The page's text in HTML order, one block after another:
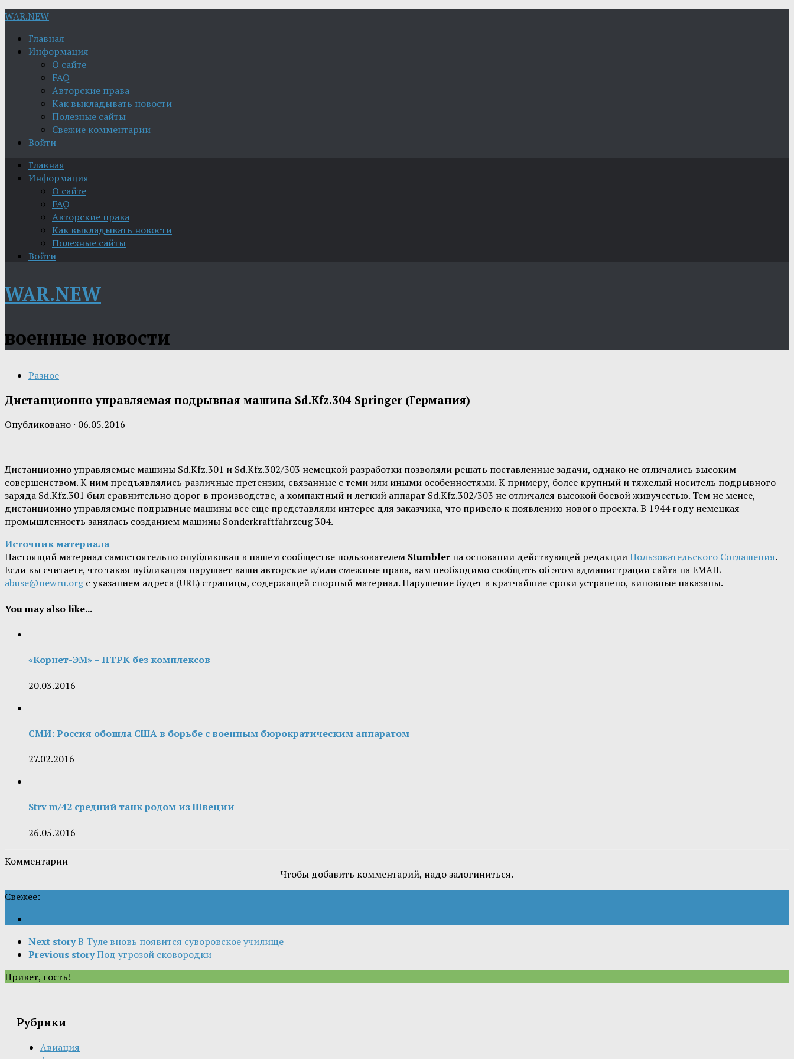
WAR.NEW
Главная
Информация
О сайте
FAQ
Авторские права
Как выкладывать новости
Полезные сайты
Свежие комментарии
Войти
Главная
Информация
О сайте
FAQ
Авторские права
Как выкладывать новости
Полезные сайты
Войти
WAR.NEW
военные новости
Разное
Дистанционно управляемая подрывная машина Sd.Kfz.304 Springer (Германия)
Опубликовано · 06.05.2016
Дистанционно управляемые машины Sd.Kfz.301 и Sd.Kfz.302/303 немецкой разработки позволяли решать поставленные задачи, однако не отличались высоким
совершенством. К ним предъявлялись различные претензии, связанные с теми или иными особенностями. К примеру, более крупный и тяжелый носитель подрывного
заряда Sd.Kfz.301 был сравнительно дорог в производстве, а компактный и легкий аппарат Sd.Kfz.302/303 не отличался высокой боевой живучестью. Тем не менее,
дистанционно управляемые подрывные машины все еще представляли интерес для заказчика, что привело к появлению нового проекта. В 1944 году немецкая
промышленность занялась созданием машины Sonderkraftfahrzeug 304.
Источник материала
Настоящий материал самостоятельно опубликован в нашем сообществе пользователем Stumbler на основании действующей редакцииПользовательского Соглашения.
Если вы считаете, что такая публикация нарушает ваши авторские и/или смежные права, вам необходимо сообщить об этом администрации сайта на EMAIL
abuse@newru.orgс указанием адреса (URL) страницы, содержащей спорный материал. Нарушение будет в кратчайшие сроки устранено, виновные наказаны.
You may also like...
«Корнет-ЭМ» – ПТРК без комплексов
20.03.2016
СМИ: Россия обошла США в борьбе с военным бюрократическим аппаратом
27.02.2016
Strv m/42 средний танк родом из Швеции
26.05.2016
Комментарии
Чтобы добавить комментарий, надо залогиниться.
Свежее:
Next storyВ Туле вновь появится суворовское училище
Previous storyПод угрозой сковородки
Привет, гость!
Рубрики
Авиация